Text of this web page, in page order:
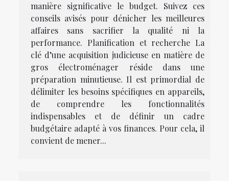
manière significative le budget. Suivez ces
conseils avisés pour dénicher les meilleures
affaires sans sacrifier la qualité ni la
performance. Planification et recherche La
clé d’une acquisition judicieuse en matière de
gros électroménager réside dans une
préparation minutieuse. Il est primordial de
délimiter les besoins spécifiques en appareils,
de comprendre les fonctionnalités
indispensables et de définir un cadre
budgétaire adapté à vos finances. Pour cela, il
convient de mener...